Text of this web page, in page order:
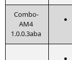
Com­bo-
AM4
1.0.0.3aba